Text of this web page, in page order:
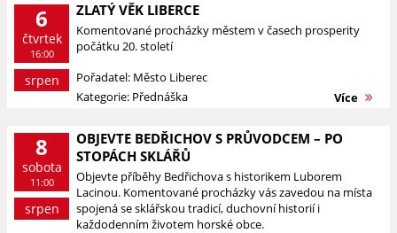
6
čtvrtek
16:00
srpen
ZLATÝ VĚK LIBERCE
Komentované procházky městem v časech prosperity
počátku 20. století
Pořadatel: Město Liberec
Kategorie: Přednáška
Více
8
sobota
11:00
srpen
OBJEVTE BEDŘICHOV S PRŮVODCEM – PO
STOPÁCH SKLÁŘŮ
Objevte příběhy Bedřichova s historikem Luborem
Lacinou. Komentované procházky vás zavedou na místa
spojená se sklářskou tradicí, duchovní historií i
každodenním životem horské obce.